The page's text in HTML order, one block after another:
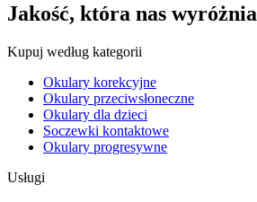
Jakość, która nas wyróżnia
Kupuj według kategorii
Okulary korekcyjne
Okulary przeciwsłoneczne
Okulary dla dzieci
Soczewki kontaktowe
Okulary progresywne
Usługi